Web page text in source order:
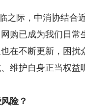
际，中消协结合
购已成为我们日
在不断更新，困
维护自身正当权益
险？